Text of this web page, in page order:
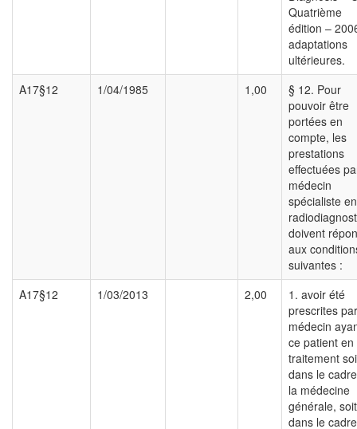
Quatrième
édition –
adaptations
ultérieures.
A17§12
1/04/1985 1,00
§ 12. Pour
pouvoir être
portées en
compte, les
prestations
effectuées
médecin
spécialiste en
doivent
aux
suivantes :
A17§12
1/03/2013 2,00
1. avoir été
prescrites
médecin
ce patient en
traitement
dans le
la médecine
générale, soit
dans le cadre